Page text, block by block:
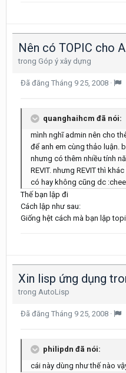
Nên có TOPIC cho
trong Góp ý xây dựng
Đã đăng Tháng 9 25, 2008 ·
quanghaihcm đã nói:
mình nghĩ admin nên cho
để anh em cùng thảo luận.
nhưng có thêm nhiều tính
REVIT. nhưng REVIT thì
có hay không cũng dc
Thế bạn lập đi
Cách lập như sau:
Giống hệt cách mà bạn lập
Xin lisp ứng dụng
trong AutoLisp
Đã đăng Tháng 9 25, 2008 ·
philipdn đã nói:
cái này dùng như thế nào